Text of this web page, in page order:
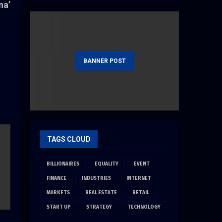
BANNER POST
TAGS CLOUD
BILLIONAIRES EQUALITY EVENT
FINANCE INDUSTRIES INTERNET
MARKETS REAL ESTATE RETAIL
START UP STRATEGY TECHNOLOGY